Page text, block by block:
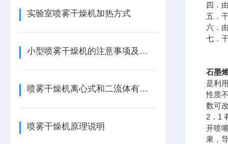
实验室喷雾干燥机加热方式
小型喷雾干燥机的注意事项及安全隐患
喷雾干燥机离心式和二流体有什么区别
喷雾干燥机原理说明
四．
五．
六．
七．
石墨
是利
性质
数可
2．1
开喷
果，